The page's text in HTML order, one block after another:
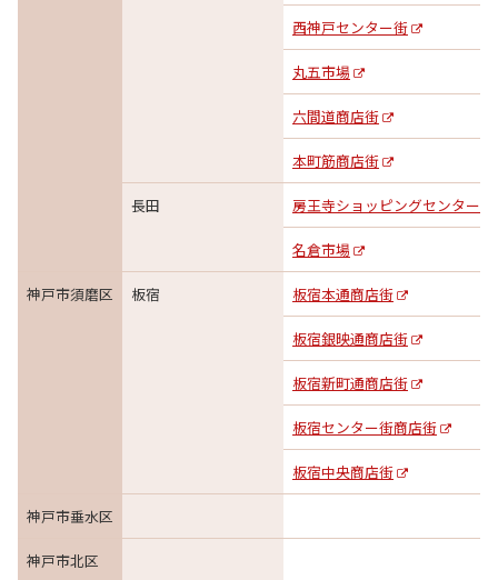
西神戸センター街
丸五市場
六間道商店街
本町筋商店街
長田 房王寺ショッピングセンター
名倉市場
神戸市須磨区 板宿 板宿本通商店街
板宿銀映通商店街
板宿新町通商店街
板宿センター街商店街
板宿中央商店街
神戸市垂水区
神戸市北区